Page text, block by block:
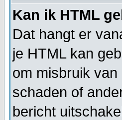
Kan ik HTML
Dat hangt er
je HTML kan
om misbruik
schaden of
bericht